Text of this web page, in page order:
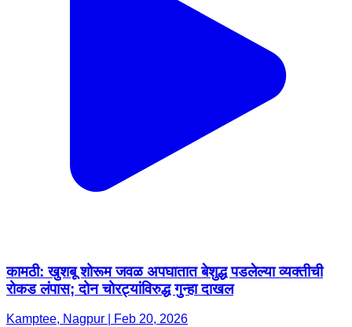
कामठी: खुशबू शोरूम जवळ ​अपघातात बेशुद्ध पडलेल्या व्यक्तीची
रोकड लंपास; दोन चोरट्यांविरुद्ध गुन्हा दाखल ​
Kamptee, Nagpur | Feb 20, 2026